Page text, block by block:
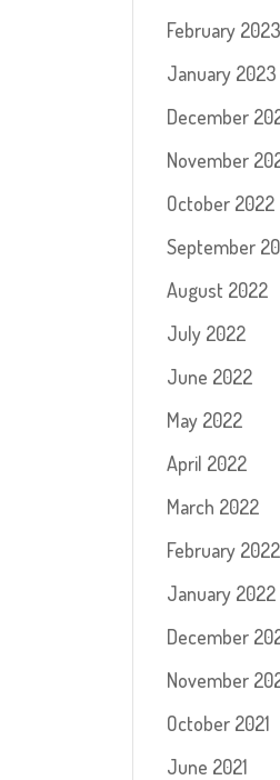
February 2023
January 2023
December
November
October 2022
September
August 2022
July 2022
June 2022
May 2022
April 2022
March 2022
February 2022
January 2022
December
November
October 2021
June 2021